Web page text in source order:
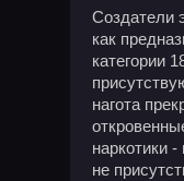
Создатели
как
категории
нагота
наркотики -
не